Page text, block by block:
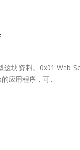
块资料。0x01 Web
应用程序，可...